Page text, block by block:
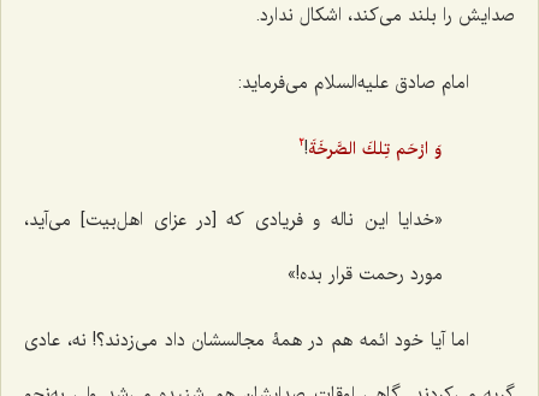
صدایش را بلند می‌کند، اشکال ندارد.
امام صادق علیه‌السلام می‌فرماید:
وَ ارْحَم تِلكَ الصَّرخَةَ!
2
«خدایا این ناله و فریادی که [در عزای اهل‌بیت] می‌آید،
مورد رحمت قرار بده!»
اما آیا خود ائمه هم در همۀ مجالسشان داد می‌زدند؟! نه، عادی